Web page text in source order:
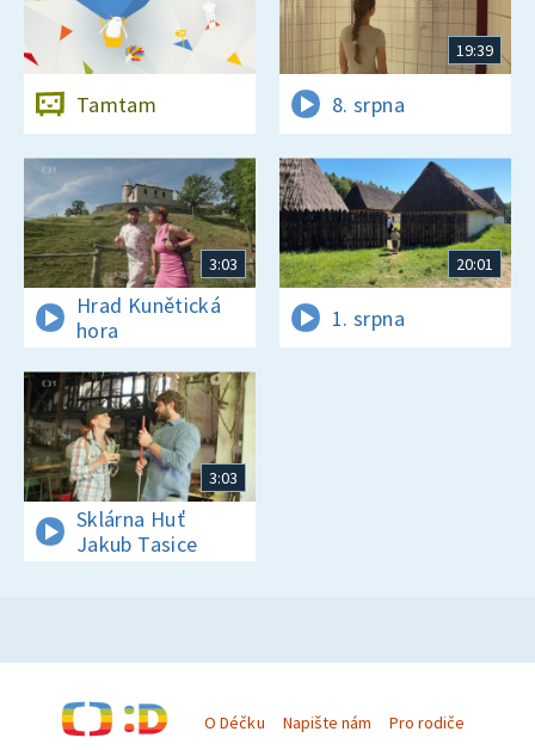
Tamtam
19:39
8. srpna
3:03
Hrad Kunětická
hora
20:01
1. srpna
3:03
Sklárna Huť
Jakub Tasice
O Déčku Napište nám Pro rodiče